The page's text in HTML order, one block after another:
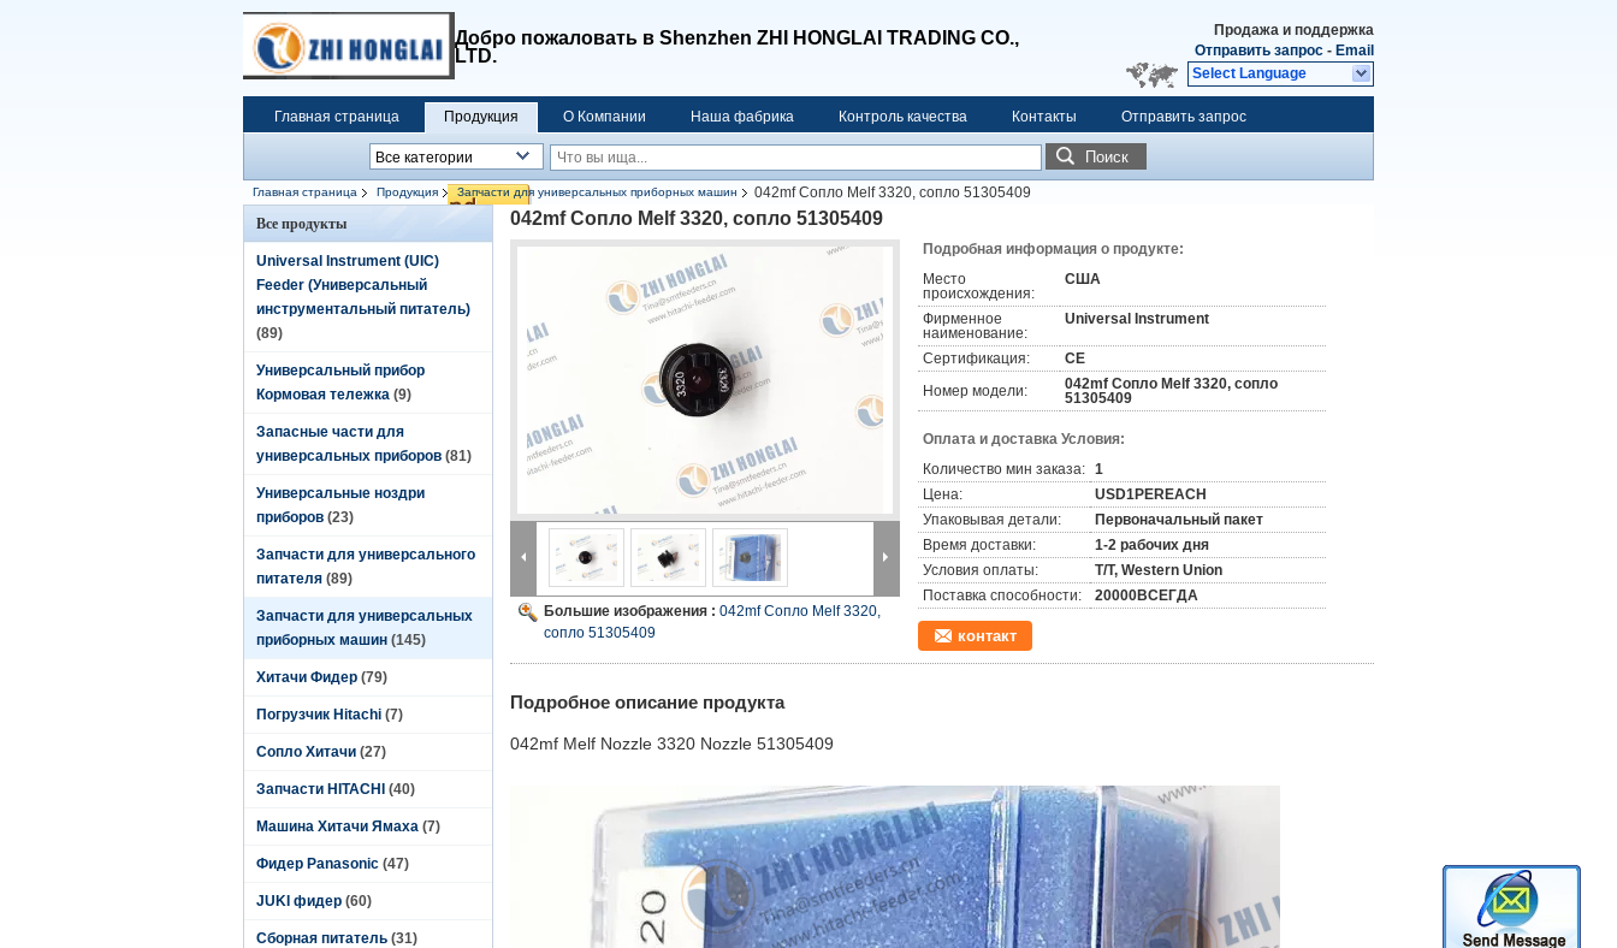
Добро пожаловать в Shenzhen ZHI HONGLAI TRADING CO.,
LTD.
Продажа и поддержка
Отправить запрос - Email
Select Language
Главная страница Продукция О Компании Наша фабрика Контроль качества Контакты Отправить запрос
Поиск
Главная страница Продукция Запчасти для универсальных приборных машин
042mf Сопло Melf 3320, сопло 51305409
Все продукты
Universal Instrument (UIC)
Feeder (Универсальный
инструментальный питатель)
(89)
Универсальный прибор
Кормовая тележка (9)
Запасные части для
универсальных приборов (81)
Универсальные ноздри
приборов (23)
Запчасти для универсального
питателя (89)
Запчасти для универсальных
приборных машин (145)
Хитачи Фидер (79)
Погрузчик Hitachi (7)
Сопло Хитачи (27)
Запчасти HITACHI (40)
Машина Хитачи Ямаха (7)
Фидер Panasonic (47)
JUKI фидер (60)
Сборная питатель (31)
042mf Сопло Melf 3320, сопло 51305409
Большие изображения : 042mf Сопло Melf 3320,
сопло 51305409
Подробная информация о продукте:
Место
происхождения:
США
Фирменное
наименование:
Universal Instrument
Сертификация:
CE
Номер модели:
042mf Сопло Melf 3320, сопло
51305409
Оплата и доставка Условия:
Количество мин заказа: 1
Цена:
USD1PEREACH
Упаковывая детали:
Первоначальный пакет
Время доставки:
1-2 рабочих дня
Условия оплаты:
T/T, Western Union
Поставка способности:
20000ВСЕГДА
контакт
Подробное описание продукта
042mf Melf Nozzle 3320 Nozzle 51305409